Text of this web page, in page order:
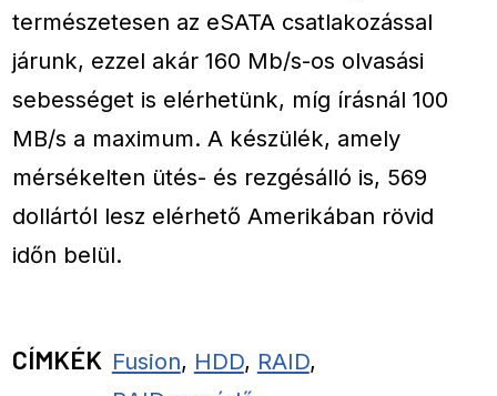
természetesen az eSATA csatlakozással
járunk, ezzel akár 160 Mb/s-os olvasási
sebességet is elérhetünk, míg írásnál 100
MB/s a maximum. A készülék, amely
mérsékelten ütés- és rezgésálló is, 569
dollártól lesz elérhető Amerikában rövid
időn belül.
CÍMKÉK Fusion, HDD, RAID,